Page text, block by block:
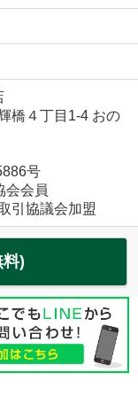
橋４丁目1-4 おの
号
会会員
引協議会加盟
)